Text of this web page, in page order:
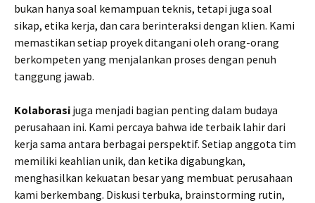
bukan hanya soal kemampuan teknis, tetapi juga soal
sikap, etika kerja, dan cara berinteraksi dengan klien. Kami
memastikan setiap proyek ditangani oleh orang-orang
berkompeten yang menjalankan proses dengan penuh
tanggung jawab.
Kolaborasi juga menjadi bagian penting dalam budaya
perusahaan ini. Kami percaya bahwa ide terbaik lahir dari
kerja sama antara berbagai perspektif. Setiap anggota tim
memiliki keahlian unik, dan ketika digabungkan,
menghasilkan kekuatan besar yang membuat perusahaan
kami berkembang. Diskusi terbuka, brainstorming rutin,